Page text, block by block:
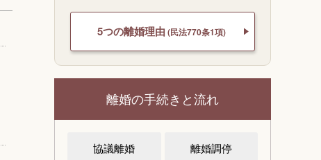
5つの離婚理由 (民法770条1項)
離婚の手続きと流れ
協議離婚 離婚調停